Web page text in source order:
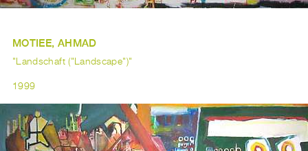
MOTIEE, AHMAD
"Landschaft ("Landscape")"
1999